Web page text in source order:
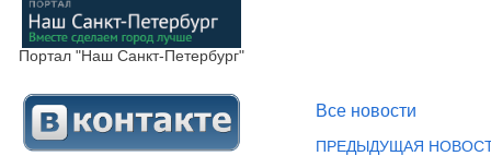
Портал "Наш Санкт-Петербург"
Все новости
ПРЕДЫДУЩАЯ